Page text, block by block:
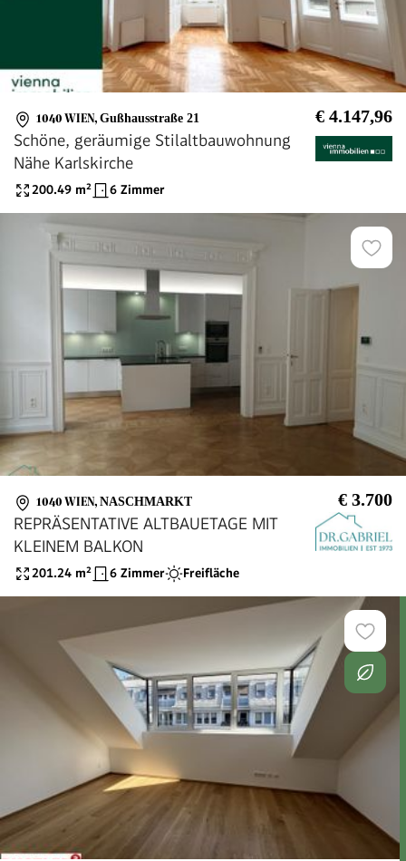
1040 WIEN, Gußhausstraße 21 € 4.147,96
Schöne, geräumige Stilaltbauwohnung
Nähe Karlskirche
200.49 m² 6 Zimmer
1040 WIEN, NASCHMARKT € 3.700
REPRÄSENTATIVE ALTBAUETAGE MIT
KLEINEM BALKON
201.24 m² 6 Zimmer Freifläche